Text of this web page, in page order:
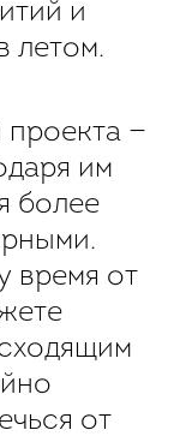
и
летом.
—
им
более
время от
от